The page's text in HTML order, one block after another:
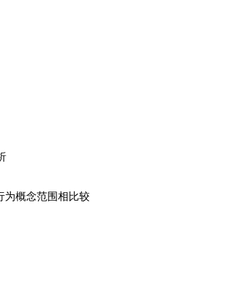
概念范围相比较